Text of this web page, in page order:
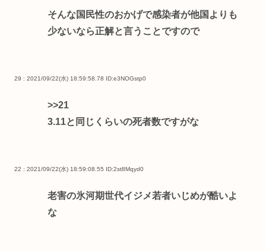
そんな国民性のおかげで感染者が他国よりも
少ないなら正解と言うことですので
29 : 2021/09/22(水) 18:59:58.78 ID:e3NOGstp0
>>21
3.11と同じくらいの死者数ですがな
22 : 2021/09/22(水) 18:59:08.55 ID:2st8Mqyd0
老害の氷河期世代イジメ若者いじめが酷いよ
な